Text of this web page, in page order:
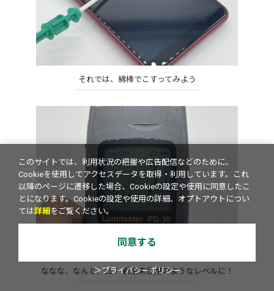
それでは、綿棒でこすってみよう
ななな、なんと、31！ 新品未使用のようなレベルに！
このサイトでは、利用状況の把握や広告配信などのために、
Cookieを使用してアクセスデータを取得・利用しています。これ
以降のページに遷移した場合、Cookieの設定や使用に同意したこ
とになります。Cookieの設定や使用の詳細、オプトアウトについ
ては詳細 をご覧ください。
同意する
＞プライバシーポリシー